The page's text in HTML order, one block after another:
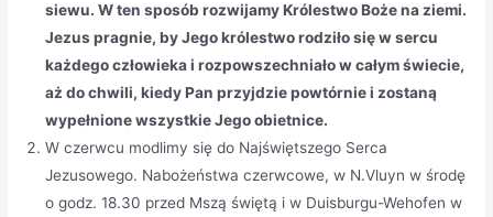
siewu. W ten sposób rozwijamy Królestwo Boże na ziemi.
Jezus pragnie, by Jego królestwo rodziło się w sercu
każdego człowieka i rozpowszechniało w całym świecie,
aż do chwili, kiedy Pan przyjdzie powtórnie i zostaną
wypełnione wszystkie Jego obietnice.
W czerwcu modlimy się do Najświętszego Serca
Jezusowego. Nabożeństwa czerwcowe, w N.Vluyn w środę
o godz. 18.30 przed Mszą świętą i w Duisburgu-Wehofen w